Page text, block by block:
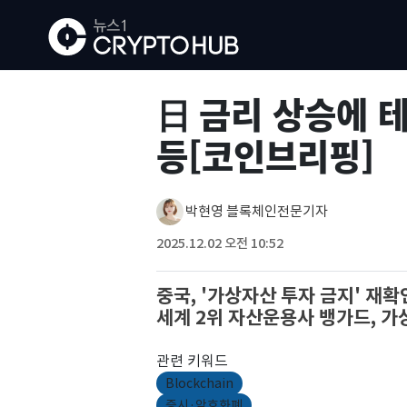
日 금리 상승에
등[코인브리핑]
박현영 블록체인전문기자
2025.12.02 오전 10:52
중국, '가상자산 투자 금지' 재
세계 2위 자산운용사 뱅가드, 가
관련 키워드
Blockchain